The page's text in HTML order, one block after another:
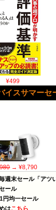
¥499
イスサマーセ
→ ¥8,790
週末セール「アツ
ール
円均一セール
はこちら